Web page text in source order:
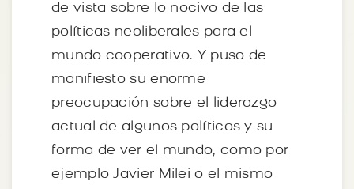
de vista sobre lo nocivo de las
políticas neoliberales para el
mundo cooperativo. Y puso de
manifiesto su enorme
preocupación sobre el liderazgo
actual de algunos políticos y su
forma de ver el mundo, como por
ejemplo Javier Milei o el mismo